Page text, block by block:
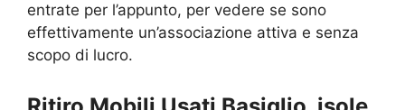
entrate per l’appunto, per vedere se sono
effettivamente un’associazione attiva e senza
scopo di lucro.